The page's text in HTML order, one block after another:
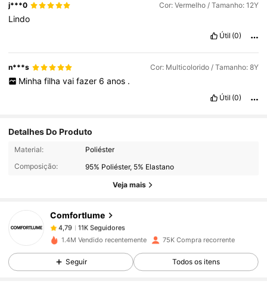
j***0 Cor: Vermelho / Tamanho: 12Y
Lindo
Útil (0)
n***s Cor: Multicolorido / Tamanho: 8Y
Minha filha vai fazer 6 anos .
Útil (0)
Detalhes Do Produto
Material:
Poliéster
Composição:
95% Poliéster, 5% Elastano
Veja mais
Comfortlume
11K Seguidores
4,79
11K Seguidores
f***i pago1 dia atrás
4,79 11K Seguidores
1.4M Vendido recentemente 75K Compra recorrente
Seguir Todos os itens